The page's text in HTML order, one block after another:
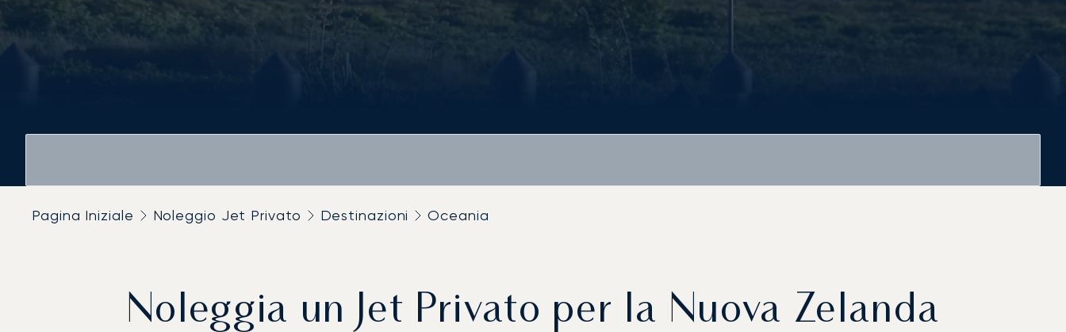
Pagina Iniziale Noleggio Jet Privato Destinazioni Oceania
Noleggia un Jet Privato per la Nuova Zelanda